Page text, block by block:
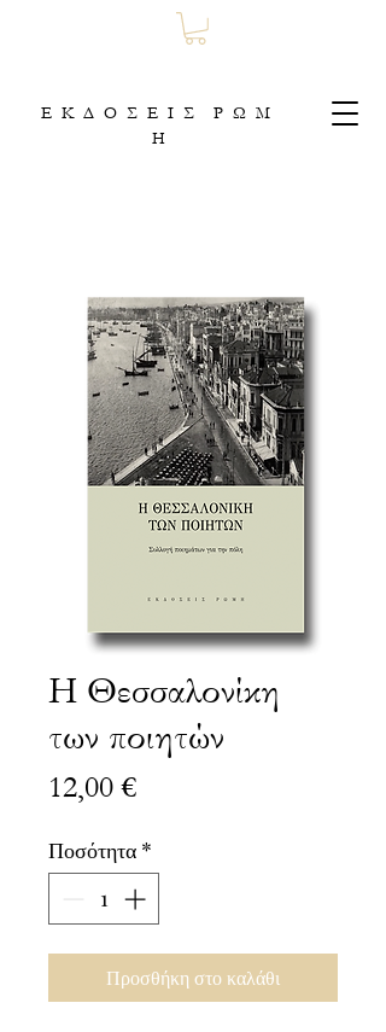
Ε Κ Δ Ο Σ Ε Ι Σ Ρ Ω Μ
Η
Η Θεσσαλονίκη
των ποιητών
12,00 €Τιμή
Ποσότητα *
Προσθήκη στο καλάθι